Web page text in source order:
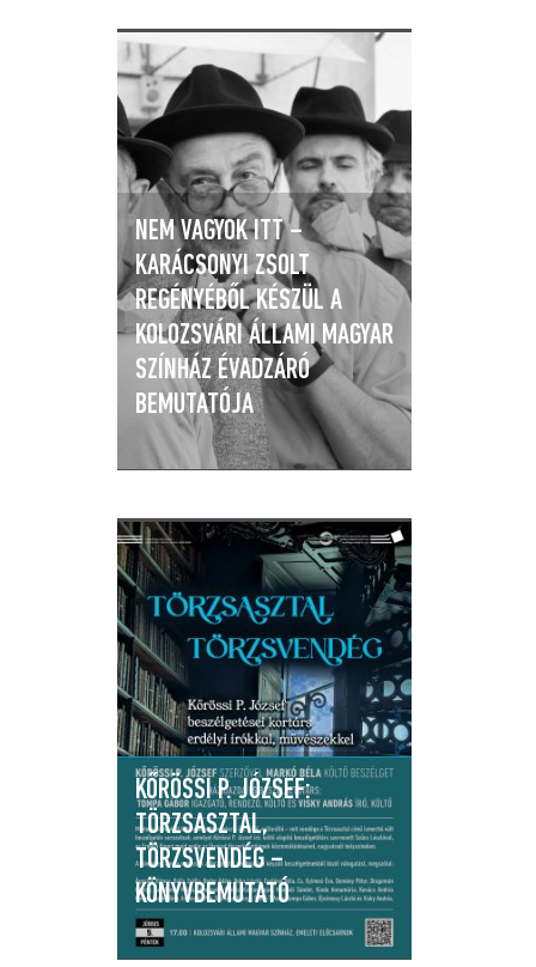
NEM VAGYOK ITT –
KARÁCSONYI ZSOLT
REGÉNYÉBŐL KÉSZÜL A
KOLOZSVÁRI ÁLLAMI MAGYAR
SZÍNHÁZ ÉVADZÁRÓ
BEMUTATÓJA
KŐRÖSSI P. JÓZSEF:
TÖRZSASZTAL,
TÖRZSVENDÉG –
KÖNYVBEMUTATÓ